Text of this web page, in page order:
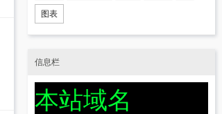
图表
信息栏
本站域名